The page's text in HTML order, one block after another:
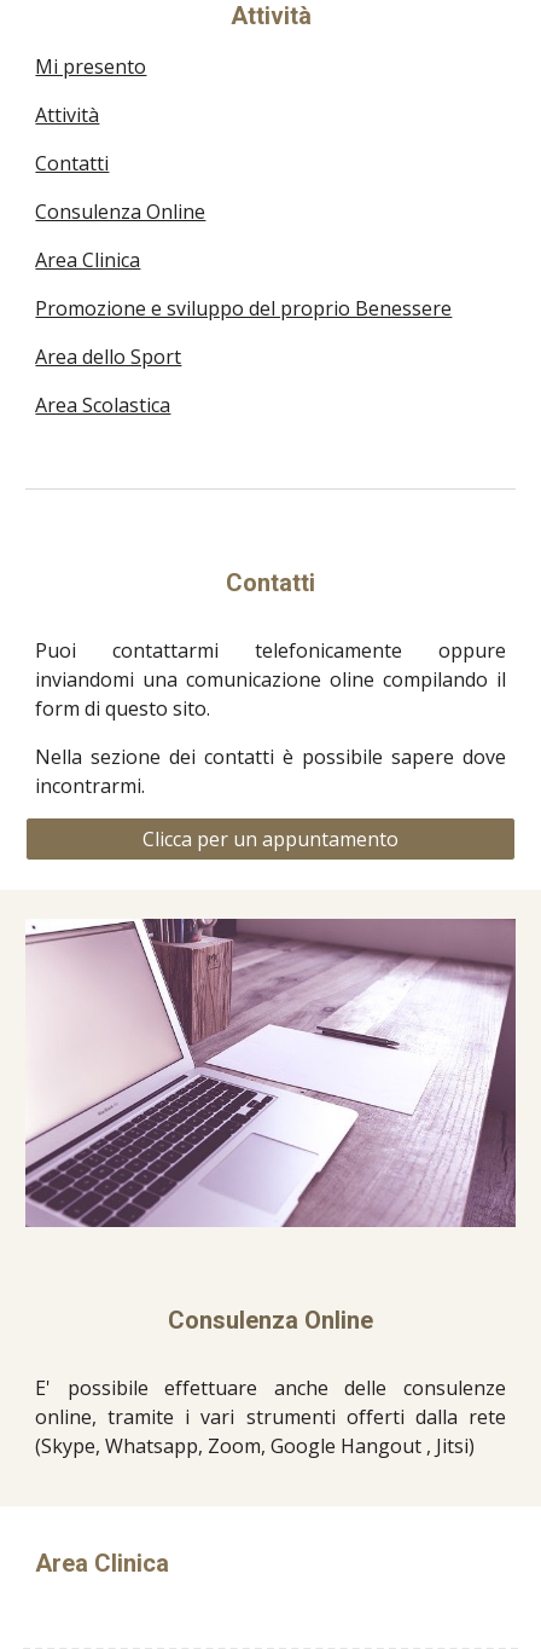
Attività
Mi presento
Attività
Contatti
Consulenza Online
Area Clinica
Promozione e sviluppo del proprio Benessere
Area dello Sport
Area Scolastica
Contatti
Puoi contattarmi telefonicamente oppure
inviandomi una comunicazione oline compilando il
form di questo sito.
Nella sezione dei contatti è possibile sapere dove
incontrarmi.
Clicca per un appuntamento
Consulenza Online
E' possibile effettuare anche delle consulenze
online, tramite i vari strumenti offerti dalla rete
(Skype, Whatsapp, Zoom, Google Hangout , Jitsi)
Area Clinica